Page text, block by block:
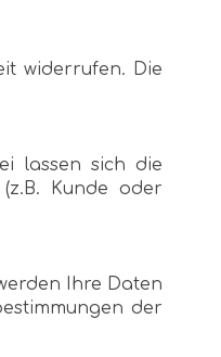
widerrufen. Die
lassen sich die
Kunde oder
Ihre Daten
der